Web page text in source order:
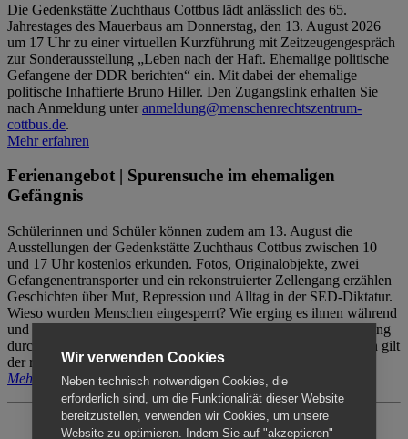
Die Gedenkstätte Zuchthaus Cottbus lädt anlässlich des 65.
Jahrestages des Mauerbaus am Donnerstag, den 13. August 2026
um 17 Uhr zu einer virtuellen Kurzführung mit Zeitzeugengespräch
zur Sonderausstellung „Leben nach der Haft. Ehemalige politische
Gefangene der DDR berichten“ ein. Mit dabei der ehemalige
politische Inhaftierte Bruno Hiller. Den Zugangslink erhalten Sie
nach Anmeldung unteranmeldung@menschenrechtszentrum-
cottbus.de.
Mehr erfahren
Ferienangebot | Spurensuche im ehemaligen
Gefängnis
Schülerinnen und Schüler können zudem am 13. August die
Ausstellungen der Gedenkstätte Zuchthaus Cottbus zwischen 10
und 17 Uhr kostenlos erkunden. Fotos, Originalobjekte, zwei
Gefangenentransporter und ein rekonstruierter Zellengang erzählen
Geschichten über Mut, Repression und Alltag in der SED-Diktatur.
Wieso wurden Menschen eingesperrt? Wie erging es ihnen während
und nach der Haft? Der Besuch erfolgt individuell ohne Betreuung
durch das Menschenrechtszentrum Cottbus. Für Begleitpersonen gilt
der reguläre Eintritt (8€ / ermäßigt 5€).
Mehr erfahren
Wir verwenden Cookies
Neben technisch notwendigen Cookies, die
erforderlich sind, um die Funktionalität dieser Website
bereitzustellen, verwenden wir Cookies, um unsere
Website zu optimieren. Indem Sie auf "akzeptieren"